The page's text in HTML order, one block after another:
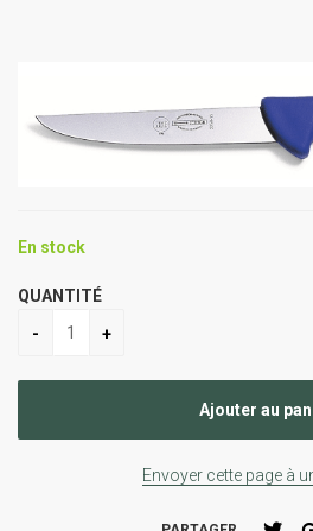
En stock
QUANTITÉ
Envoyer cette page à